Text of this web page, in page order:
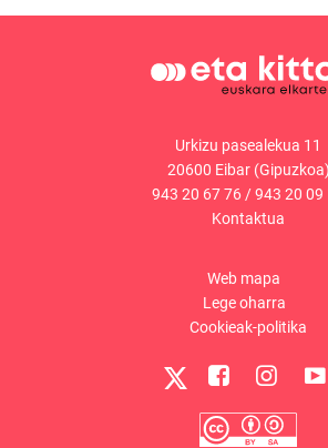
Urkizu pasealekua 11
20600 Eibar (Gipuzkoa)
943 20 67 76/943 20 09
Kontaktua
Web mapa
Lege oharra
Cookieak-politika